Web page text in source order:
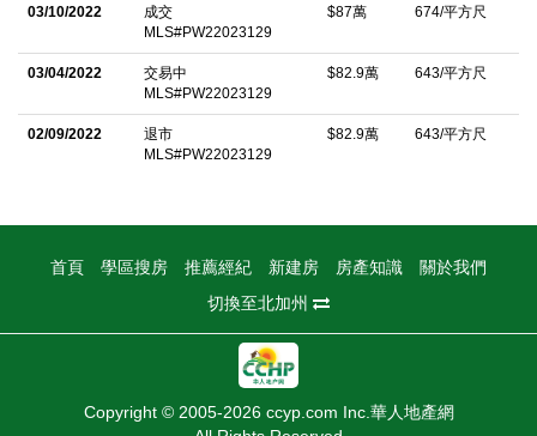
03/10/2022
成交
MLS#PW22023129
$87萬 674/平方尺
03/04/2022
交易中
MLS#PW22023129
$82.9萬 643/平方尺
02/09/2022
退市
MLS#PW22023129
$82.9萬 643/平方尺
首頁 學區搜房 推薦經紀 新建房 房產知識
關於我們
切換至北加州
Copyright © 2005-2026 ccyp.com Inc.華人地產網